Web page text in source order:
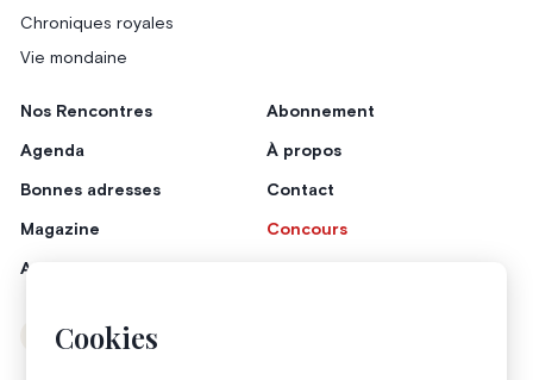
Cookies
Chroniques royales
Vie mondaine
Nos Rencontres
Agenda
Bonnes adresses
Magazine
Annonceurs
Abonnement
À propos
Contact
Concours
Instagram